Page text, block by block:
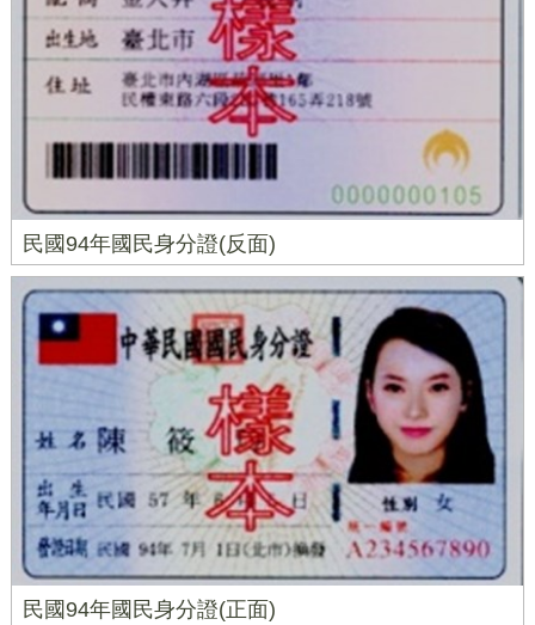
民國94年國民身分證(反面)
民國94年國民身分證(正面)